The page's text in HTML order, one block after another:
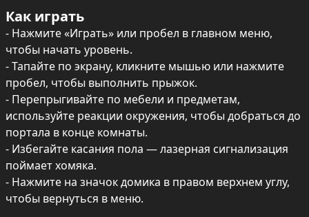
Как играть
- Нажмите «Играть» или пробел в главном меню,
чтобы начать уровень.
- Тапайте по экрану, кликните мышью или нажмите
пробел, чтобы выполнить прыжок.
- Перепрыгивайте по мебели и предметам,
используйте реакции окружения, чтобы добраться до
портала в конце комнаты.
- Избегайте касания пола — лазерная сигнализация
поймает хомяка.
- Нажмите на значок домика в правом верхнем углу,
чтобы вернуться в меню.